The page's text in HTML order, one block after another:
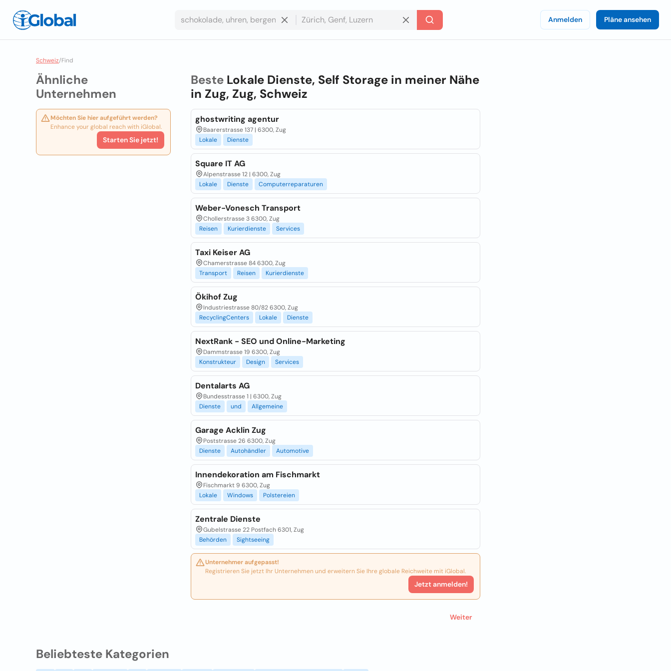
Anmelden Pläne ansehen
Schweiz/Find
Ähnliche
Unternehmen
Möchten Sie hier aufgeführt werden?
Enhance your global reach with iGlobal.
Starten Sie jetzt!
Beste Lokale Dienste, Self Storage in meiner Nähe
in Zug, Zug, Schweiz
ghostwriting agentur
Baarerstrasse 137 | 6300, Zug
Lokale
Dienste
Square IT AG
Alpenstrasse 12 | 6300, Zug
Lokale
Dienste Computerreparaturen
Weber-Vonesch Transport
Chollerstrasse 3 6300, Zug
Reisen
Kurierdienste Services
Taxi Keiser AG
Chamerstrasse 84 6300, Zug
Transport
Reisen Kurierdienste
Ökihof Zug
Industriestrasse 80/82 6300, Zug
RecyclingCenters
Lokale Dienste
NextRank - SEO und Online-Marketing
Dammstrasse 19 6300, Zug
Konstrukteur
Design Services
Dentalarts AG
Bundesstrasse 1 | 6300, Zug
Dienste
und Allgemeine
Garage Acklin Zug
Poststrasse 26 6300, Zug
Dienste
Autohändler Automotive
Innendekoration am Fischmarkt
Fischmarkt 9 6300, Zug
Lokale
Windows Polstereien
Zentrale Dienste
Gubelstrasse 22 Postfach 6301, Zug
Behörden
Sightseeing
Unternehmer aufgepasst!
Registrieren Sie jetzt Ihr Unternehmen und erweitern Sie Ihre globale Reichweite mit iGlobal.
Jetzt anmelden!
Weiter
Beliebteste Kategorien